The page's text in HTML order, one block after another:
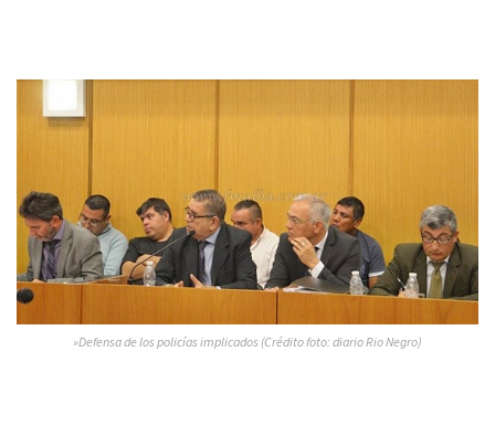
»Defensa de los policías implicados (Crédito foto: diario Rio Negro)